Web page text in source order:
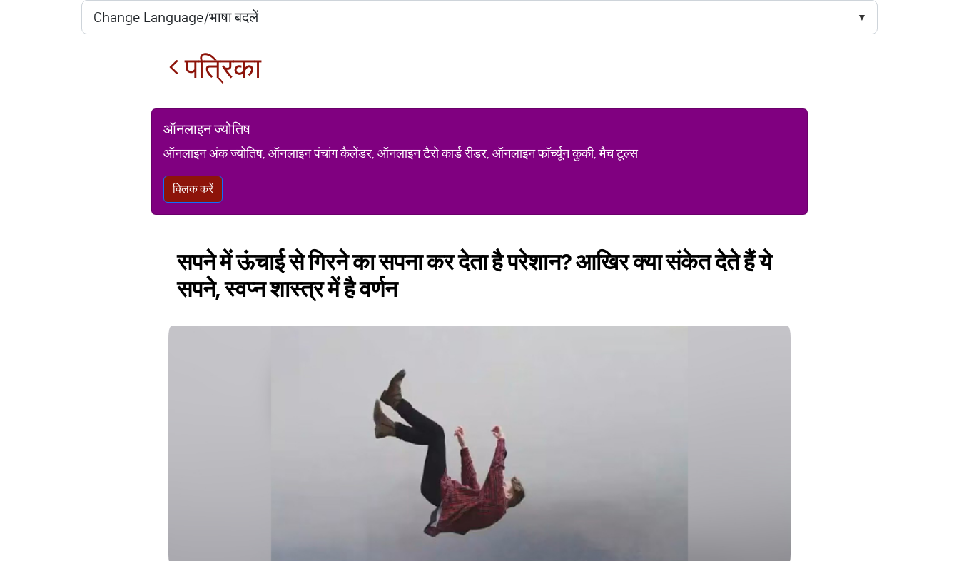
पत्रिका
ऑनलाइन ज्योतिष
ऑनलाइन अंक ज्योतिष, ऑनलाइन पंचांग कैलेंडर, ऑनलाइन टैरो कार्ड रीडर, ऑनलाइन फॉर्च्यून कुकी, मैच टूल्स
क्लिक करें
सपने में ऊंचाई से गिरने का सपना कर देता है परेशान? आखिर क्या संकेत देते हैं ये
सपने, स्वप्न शास्त्र में है वर्णन